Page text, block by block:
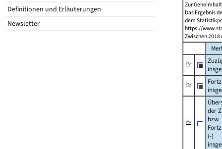
Definitionen und Erläuterungen
Newsletter
Zur
Das Ergebnis
dem
https://
Zwischen
der
bzw.
(-)